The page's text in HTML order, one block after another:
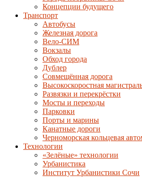
Концепции будущего
Транспорт
Автобусы
Железная дорога
Вело-СИМ
Вокзалы
Обход города
Дублер
Совмещённая дорога
Высокоскоростная
Развязки и перекрёстки
Мосты и переходы
Парковки
Порты и марины
Канатные дороги
Черноморская кольцевая
Технологии
«Зелёные» технологии
Урбанистика
Институт Урбанистики Сочи